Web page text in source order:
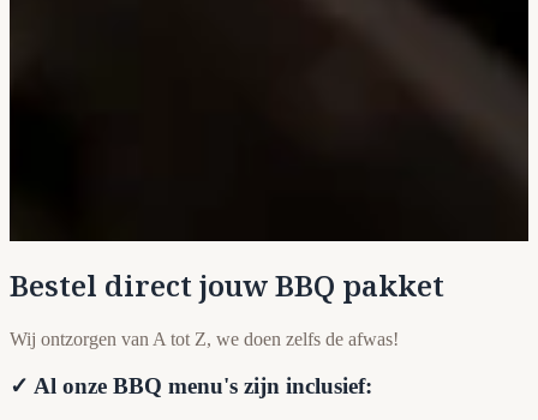
Bestel direct jouw BBQ pakket
Wij ontzorgen van A tot Z, we doen zelfs de afwas!
✓ Al onze BBQ menu's zijn inclusief: